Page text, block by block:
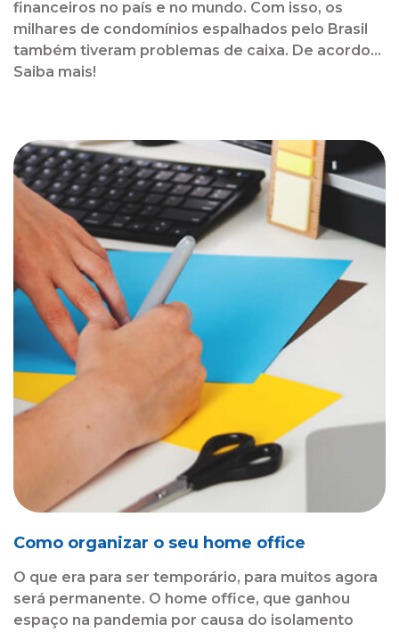
financeiros no país e no mundo. Com isso, os
milhares de condomínios espalhados pelo Brasil
também tiveram problemas de caixa. De acordo...
Saiba mais!
Como organizar o seu home office
O que era para ser temporário, para muitos agora
será permanente. O home office, que ganhou
espaço na pandemia por causa do isolamento